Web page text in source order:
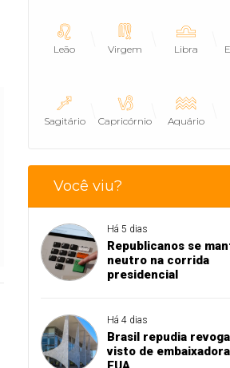
Leão Virgem Libra
Sagitário Capricórnio Aquário
Você viu?
Há 5 dias
Republicanos se
neutro na corrida
presidencial
Há 4 dias
Brasil repudia
visto de